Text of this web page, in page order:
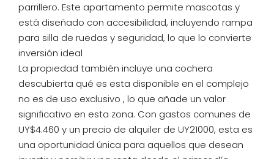
parrillero. Este apartamento permite mascotas y
está diseñado con accesibilidad, incluyendo rampa
para silla de ruedas y seguridad, lo que lo convierte
inversión ideal
La propiedad también incluye una cochera
descubierta qué es esta disponible en el complejo
no es de uso exclusivo , lo que añade un valor
significativo en esta zona. Con gastos comunes de
UY$4.460 y un precio de alquiler de UY21000, esta es
una oportunidad única para aquellos que desean